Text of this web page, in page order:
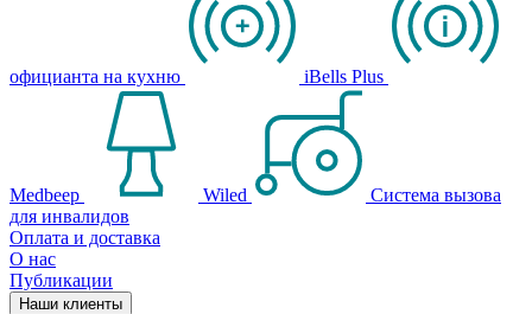
официанта на кухню iBells Plus
Medbeep Wiled
Система вызова
для инвалидов
Оплата и доставка
О нас
Публикации
Наши клиенты